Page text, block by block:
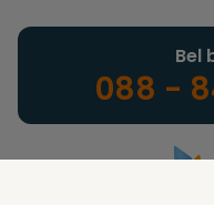
Bel
088 -